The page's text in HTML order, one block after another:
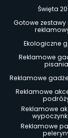
Święta
Gotowe
Ekologiczne
Reklamowe
pisania
Reklamowe
Reklamowe
Reklamowe
Reklamowe